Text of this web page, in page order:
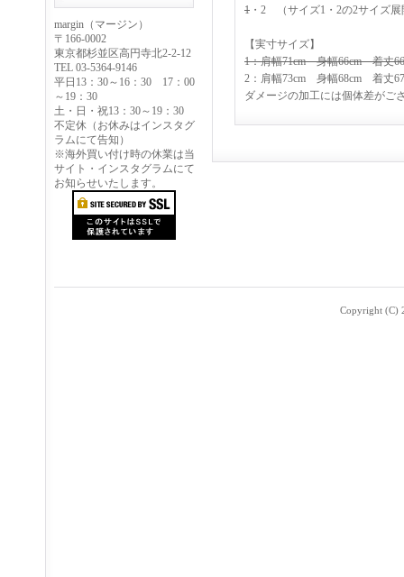
margin（マージン）
〒166-0002
東京都杉並区高円寺北2-2-12
TEL 03-5364-9146
平日13：30～16：30 17：00
～19：30
土・日・祝13：30～19：30
不定休（お休みはインスタグ
ラムにて告知）
※海外買い付け時の休業は当
サイト・インスタグラムにて
お知らせいたします。
1 ・2 （サイズ1・2の2サイズ
【実寸サイズ】
1：肩幅71cm 身幅66cm 着丈
2：肩幅73cm 身幅68cm 着丈
ダメージの加工には個体差がご
Copyright (C)